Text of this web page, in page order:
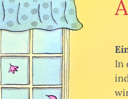
In